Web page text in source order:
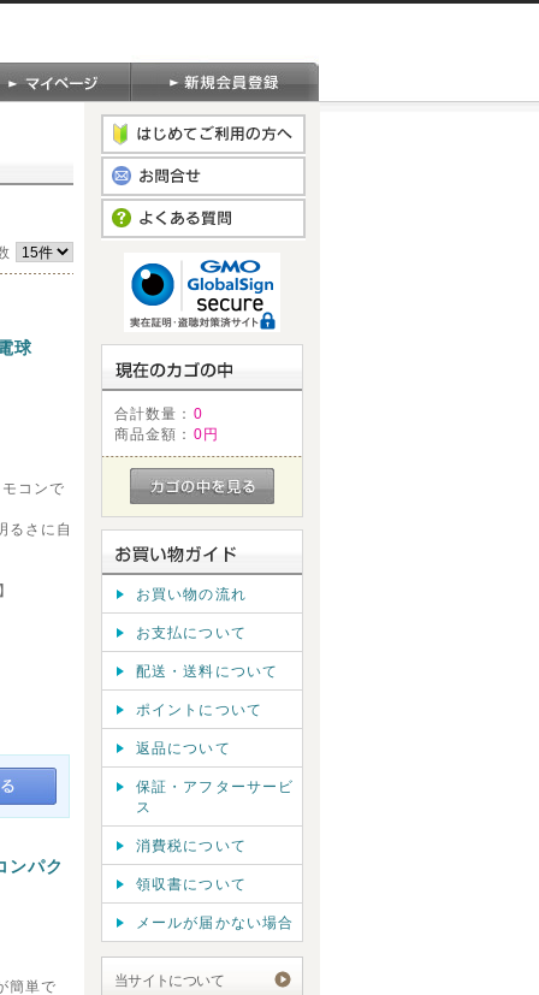
球
コンで
るさに自
パク
簡単で
合計数量： 0
商品金額： 0円
お買い物の流れ
お支払について
配送・送料について
ポイントについて
返品について
保証・アフターサービ
ス
消費税について
領収書について
メールが届かない場合
当サイトについて